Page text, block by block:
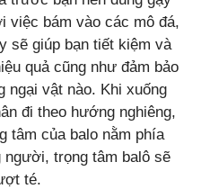
việc bám vào các mô đá,
sẽ giúp bạn tiết kiệm và
quả cũng như đảm bảo
vật nào. Khi xuống
đi theo hướng nghiêng,
tâm của balo nằm phía
trọng tâm balô sẽ
té.